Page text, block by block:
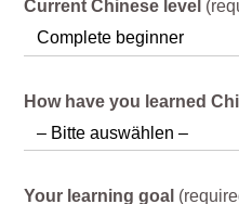
Current Chinese level
How have you learned
Your learning goal